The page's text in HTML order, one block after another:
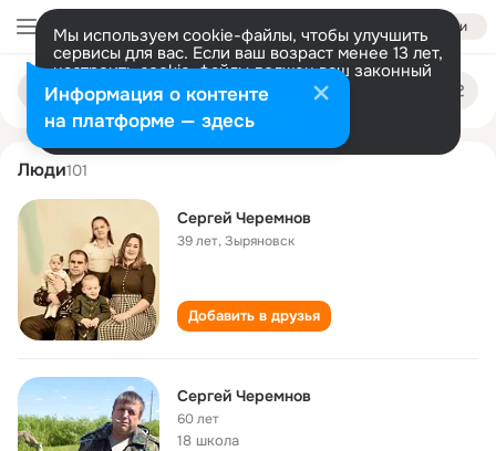
Войти
Мы используем cookie-файлы, чтобы улучшить
сервисы для вас. Если ваш возраст менее 13 лет,
настроить cookie-файлы должен ваш законный
представитель. Больше информации
Разрешить все Настроить
Поиск
людям
sergey cheremnov
Люди101
Сергей Черемнов
39 лет,Зыряновск
Добавить в друзья
Сергей Черемнов
60 лет
18 школа
Информация о контенте
на платформе — здесь